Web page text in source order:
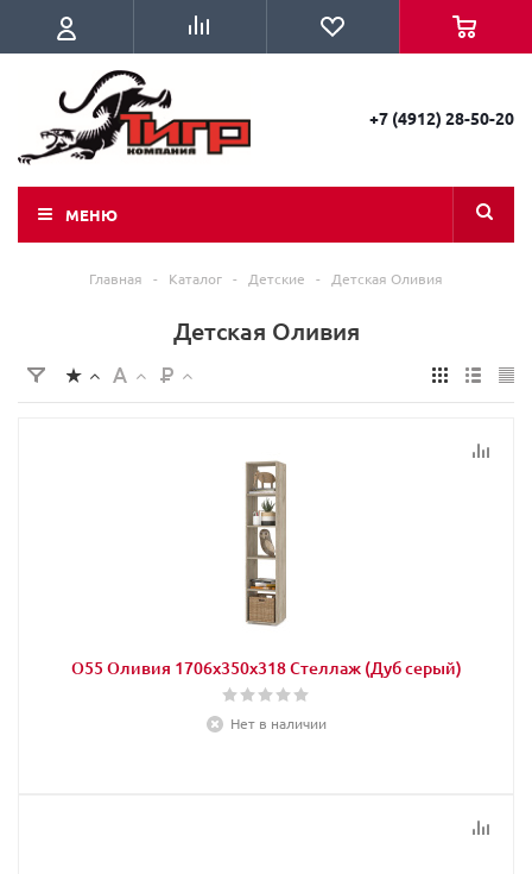
+7 (4912) 28-50-20
МЕНЮ
Главная - Каталог - Детские - Детская Оливия
Детская Оливия
О55 Оливия 1706х350х318 Стеллаж (Дуб серый)
Нет в наличии